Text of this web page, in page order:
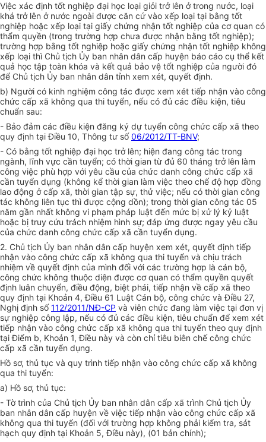
Việc xác định tốt nghiệp đại học loại giỏi trở lên ở trong nước, loại
khá trở lên ở nước ngoài được căn cứ vào xếp loại tại bằng tốt
nghiệp hoặc xếp loại tại giấy chứng nhận tốt nghiệp của cơ quan có
thẩm quyền (trong trường hợp chưa được nhận bằng tốt nghiệp);
trường hợp bằng tốt nghiệp hoặc giấy chứng nhận tốt nghiệp không
xếp loại thì Chủ tịch Ủy ban nhân dân cấp huyện báo cáo cụ thể kết
quả học tập toàn khóa và kết quả bảo vệ tốt nghiệp của người đó
để Chủ tịch Ủy ban nhân dân tỉnh xem xét, quyết định.
b) Người có kinh nghiệm công tác được xem xét tiếp nhận vào công
chức cấp xã không qua thi tuyển, nếu có đủ các điều kiện, tiêu
chuẩn sau:
- Bảo đảm các điều kiện đăng ký dự tuyển công chức cấp xã theo
quy định tại Điều 10, Thông tư số06/2012/TT-BNV;
- Có bằng tốt nghiệp đại học trở lên; hiện đang công tác trong
ngành, lĩnh vực cần tuyển; có thời gian từ đủ 60 tháng trở lên làm
công việc phù hợp với yêu cầu của chức danh công chức cấp xã
cần tuyển dụng (không kể thời gian làm việc theo chế độ hợp đồng
lao động ở cấp xã, thời gian tập sự, thử việc; nếu có thời gian công
tác không liên tục thì được cộng dồn); trong thời gian công tác 05
năm gần nhất không vi phạm pháp luật đến mức bị xử lý kỷ luật
hoặc bị truy cứu trách nhiệm hình sự; đáp ứng được ngay yêu cầu
của chức danh công chức cấp xã cần tuyển dụng.
2. Chủ tịch Ủy ban nhân dân cấp huyện xem xét, quyết định tiếp
nhận vào công chức cấp xã không qua thi tuyển và chịu trách
nhiệm về quyết định của mình đối với các trường hợp là cán bộ,
công chức không thuộc diện được cơ quan có thẩm quyền quyết
định luân chuyển, điều động, biệt phái, tiếp nhận về cấp xã theo
quy định tại Khoản 4, Điều 61 Luật Cán bộ, công chức và Điều 27,
Nghị định số112/2011/NĐ-CP và viên chức đang làm việc tại đơn vị
sự nghiệp công lập, nếu có đủ các điều kiện, tiêu chuẩn để xem xét
tiếp nhận vào công chức cấp xã không qua thi tuyển theo quy định
tại Điểm b, Khoản 1, Điều này và còn chỉ tiêu biên chế công chức
cấp xã cần tuyển dụng.
Hồ sơ, thủ tục và quy trình tiếp nhận vào công chức cấp xã không
qua thi tuyển:
a) Hồ sơ, thủ tục:
- Tờ trình của Chủ tịch Ủy ban nhân dân cấp xã trình Chủ tịch Ủy
ban nhân dân cấp huyện về việc tiếp nhận vào công chức cấp xã
không qua thi tuyển (đối với trường hợp không phải kiểm tra, sát
hạch quy định tại Khoản 5, Điều này), (01 bản chính);